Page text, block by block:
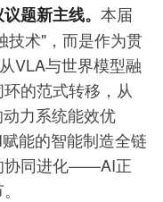
题新主线。 本届
技术"，而是作为贯
VLA与世界模型融
的范式转移，从
力系统能效优
能的智能制造全链
协同进化——AI正